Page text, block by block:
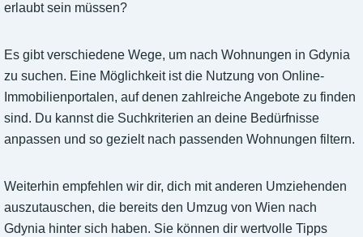
erlaubt sein müssen?
Es gibt verschiedene Wege, um nach Wohnungen in Gdynia
zu suchen. Eine Möglichkeit ist die Nutzung von Online-
Immobilienportalen, auf denen zahlreiche Angebote zu finden
sind. Du kannst die Suchkriterien an deine Bedürfnisse
anpassen und so gezielt nach passenden Wohnungen filtern.
Weiterhin empfehlen wir dir, dich mit anderen Umziehenden
auszutauschen, die bereits den Umzug von Wien nach
Gdynia hinter sich haben. Sie können dir wertvolle Tipps